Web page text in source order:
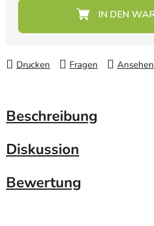
Drucken Fragen Ansehen
Beschreibung
Diskussion
Bewertung